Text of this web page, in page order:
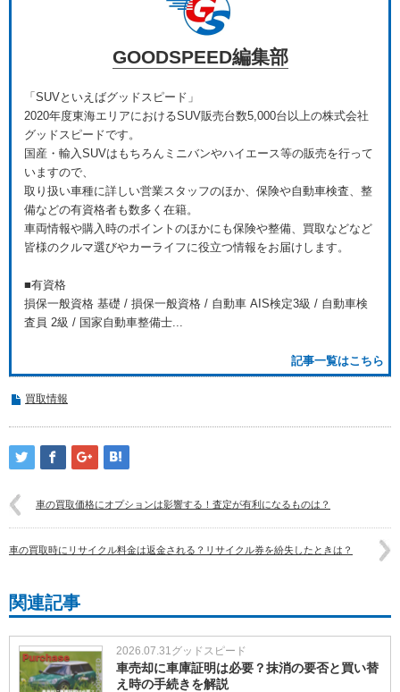
GOODSPEED編集部
「SUVといえばグッドスピード」
2020年度東海エリアにおけるSUV販売台数5,000台以上の株式会社
グッドスピードです。
国産・輸入SUVはもちろんミニバンやハイエース等の販売を行って
いますので、
取り扱い車種に詳しい営業スタッフのほか、保険や自動車検査、整
備などの有資格者も数多く在籍。
車両情報や購入時のポイントのほかにも保険や整備、買取などなど
皆様のクルマ選びやカーライフに役立つ情報をお届けします。
■有資格
損保一般資格 基礎 / 損保一般資格 / 自動車 AIS検定3級 / 自動車検
査員 2級 / 国家自動車整備士...
記事一覧はこちら
買取情報
車の買取価格にオプションは影響する！査定が有利になるものは？
車の買取時にリサイクル料金は返金される？リサイクル券を紛失したときは？
関連記事
2026.07.31 グッドスピード
車売却に車庫証明は必要？抹消の要否と買い替
え時の手続きを解説